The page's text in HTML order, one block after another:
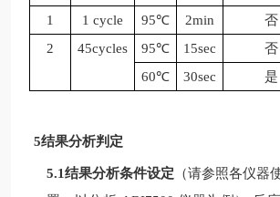
1
1 cycle 95℃ 2min
否
2
45cycles 95℃ 15sec
否
60℃
30sec 是
5结果分析判定
5.1结果分析条件设定 （请参照各仪器